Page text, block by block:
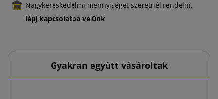
Nagykereskedelmi mennyiséget szeretnél rendelni,
lépj kapcsolatba velünk
Gyakran együtt vásároltak